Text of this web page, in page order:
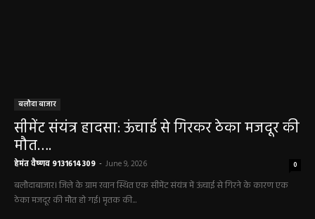
बलौदा बाजार
सीमेंट संयंत्र हादसा: ऊंचाई से गिरकर ठेका मजदूर की
मौत….
हेमंत वैष्णव 9131614309 - June 9, 2026 0
बलौदाबाजार। जिले के ग्राम रवान स्थित एक सीमेंट संयंत्र में ऊंचाई से गिरने के कारण एक
ठेका मजदूर की मौत हो गई। मृतक की...